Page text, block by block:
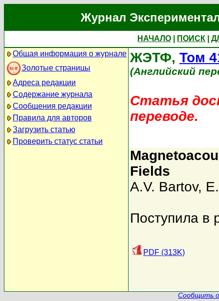
Журнал
НАЧАЛО ПОИСК
Общая информация о журнале
Золотые страницы
Адреса редакции
Содержание журнала
Сообщения редакции
Правила для авторов
Загрузить статью
Проверить статус статьи
ЖЭТФ, Том
(Английский
Статья
переводе.
Fields
A.V. Bartov,
Поступила в
PDF (313K)
Сообщить о